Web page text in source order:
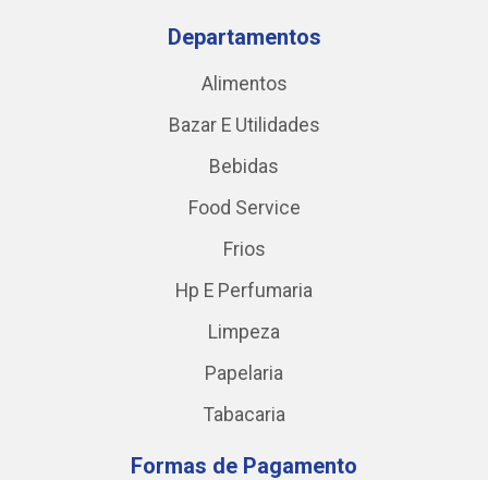
Departamentos
Alimentos
Bazar E Utilidades
Bebidas
Food Service
Frios
Hp E Perfumaria
Limpeza
Papelaria
Tabacaria
Formas de Pagamento